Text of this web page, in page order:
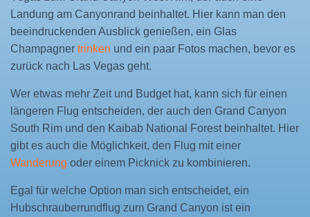
Landung am Canyonrand beinhaltet. Hier kann man den
beeindruckenden Ausblick genießen, ein Glas
Champagner trinken und ein paar Fotos machen, bevor es
zurück nach Las Vegas geht.
Wer etwas mehr Zeit und Budget hat, kann sich für einen
längeren Flug entscheiden, der auch den Grand Canyon
South Rim und den Kaibab National Forest beinhaltet. Hier
gibt es auch die Möglichkeit, den Flug mit einer
Wanderung oder einem Picknick zu kombinieren.
Egal für welche Option man sich entscheidet, ein
Hubschrauberrundflug zum Grand Canyon ist ein